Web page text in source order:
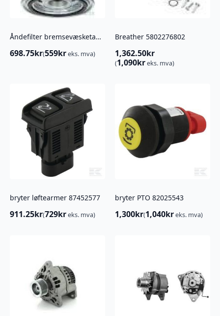
Åndefilter bremsevæsketank 876388772
698.75kr(559kreks. mva)
Breather 5802276802
1,362.50kr
(1,090kreks. mva)
bryter løftearmer 87452577
911.25kr(729kreks. mva)
bryter PTO 82025543
1,300kr(1,040kreks. mva)